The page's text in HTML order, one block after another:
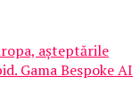
așteptările
Gama Bespoke AI